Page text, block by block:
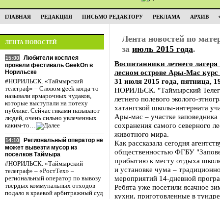
ГЛАВНАЯ РЕДАКЦИЯ ПИСЬМО РЕДАКТОРУ РЕКЛАМА АРХИВ
ЛЕНТА НОВОСТЕЙ
15:00
Любители косплея
провели фестиваль GeekOn в
Норильске
#НОРИЛЬСК. «Таймырский
телеграф» – Словом geek когда-то
называли ярмарочных чудаков,
которые выступали на потеху
публике. Сейчас гиками называют
людей, очень сильно увлеченных
каким-то…
14:10
Региональный оператор не
может вывезти мусор из
поселков Таймыра
#НОРИЛЬСК. «Таймырский
телеграф» – «РостТех» –
региональный оператор по вывозу
твердых коммунальных отходов –
подало в краевой арбитражный суд
Лента новостей по
за июль 2015 года.
Воспитанники летнего
лесном острове Ары-Мас
31 июля 2015 года, пятница,
НОРИЛЬСК. "Таймырский
летнего полевого эколого-
хатангской школы-интерната
Ары-мас – участке
сохранения самого северного
животного мира.
Как рассказала сегодня
общественностью ФГБУ
прибытию к месту отдыха
и установке чума –
мероприятий 14-дневной
Ребята уже посетили ясачное
кухни, приготовленные в